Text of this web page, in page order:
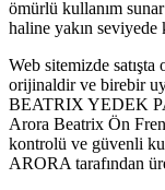
ömürlü kullanım
haline yakın seviyede
Web sitemizde
orijinaldir ve birebir
BEATRIX YEDEK
Arora Beatrix Ön
kontrolü ve güvenli
ARORA tarafından